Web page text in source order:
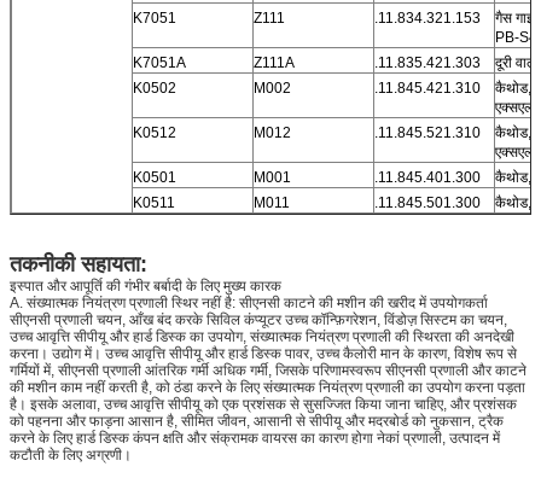
K7051
Z111 .11.834.321.153
गैस
PB-
K7051A
Z111A .11.835.421.303
दूरी
K0502
M002 .11.845.421.310
कैथोड,
एक्सएल
K0512
M012 .11.845.521.310
कैथोड,
एक्सएल
K0501
M001 .11.845.401.300
कैथोड,
K0511
M011 .11.845.501.300 कैथोड,
तकनीकी सहायता:
इस्पात और आपूर्ति की गंभीर बर्बादी के लिए मुख्य कारक
A. संख्यात्मक नियंत्रण प्रणाली स्थिर नहीं है: सीएनसी काटने की मशीन की खरीद में उपयोगकर्ता
सीएनसी प्रणाली चयन, आँख बंद करके सिविल कंप्यूटर उच्च कॉन्फ़िगरेशन, विंडोज़ सिस्टम का चयन,
उच्च आवृत्ति सीपीयू और हार्ड डिस्क का उपयोग, संख्यात्मक नियंत्रण प्रणाली की स्थिरता की अनदेखी
करना। उद्योग में। उच्च आवृत्ति सीपीयू और हार्ड डिस्क पावर, उच्च कैलोरी मान के कारण, विशेष रूप से
गर्मियों में, सीएनसी प्रणाली आंतरिक गर्मी अधिक गर्मी, जिसके परिणामस्वरूप सीएनसी प्रणाली और काटने
की मशीन काम नहीं करती है, को ठंडा करने के लिए संख्यात्मक नियंत्रण प्रणाली का उपयोग करना पड़ता
है। इसके अलावा, उच्च आवृत्ति सीपीयू को एक प्रशंसक से सुसज्जित किया जाना चाहिए, और प्रशंसक
को पहनना और फाड़ना आसान है, सीमित जीवन, आसानी से सीपीयू और मदरबोर्ड को नुकसान, ट्रैक
करने के लिए हार्ड डिस्क कंपन क्षति और संक्रामक वायरस का कारण होगा नेकां प्रणाली, उत्पादन में
कटौती के लिए अग्रणी।